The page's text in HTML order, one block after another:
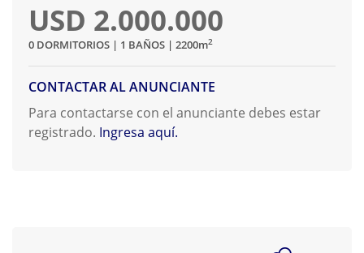
USD 2.000.000
0 DORMITORIOS | 1 BAÑOS | 2200m2
CONTACTAR AL ANUNCIANTE
Para contactarse con el anunciante debes estar
registrado. Ingresa aquí.